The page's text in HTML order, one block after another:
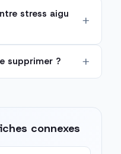
stress aigu
supprimer ?
connexes